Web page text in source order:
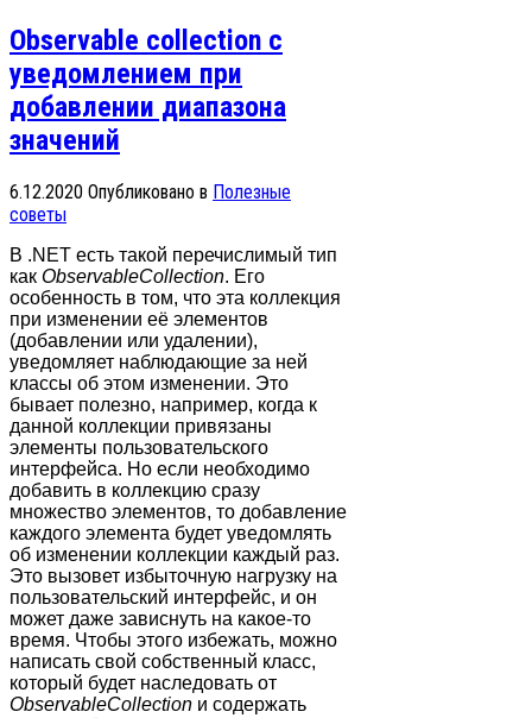
Observable collection с
уведомлением при
добавлении диапазона
значений
6.12.2020 Опубликовано в Полезные
советы
В .NET есть такой перечислимый тип
как ObservableCollection. Его
особенность в том, что эта коллекция
при изменении её элементов
(добавлении или удалении),
уведомляет наблюдающие за ней
классы об этом изменении. Это
бывает полезно, например, когда к
данной коллекции привязаны
элементы пользовательского
интерфейса. Но если необходимо
добавить в коллекцию сразу
множество элементов, то добавление
каждого элемента будет уведомлять
об изменении коллекции каждый раз.
Это вызовет избыточную нагрузку на
пользовательский интерфейс, и он
может даже зависнуть на какое-то
время. Чтобы этого избежать, можно
написать свой собственный класс,
который будет наследовать от
ObservableCollection и содержать